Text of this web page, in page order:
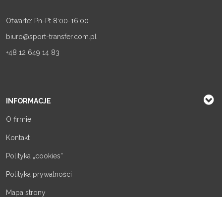
Otwarte: Pn-Pt 8:00-16:00
biuro@sport-transfer.com.pl
+48 12 649 14 83
INFORMACJE
O firmie
Kontakt
Polityka „cookies”
Polityka prywatności
Mapa strony